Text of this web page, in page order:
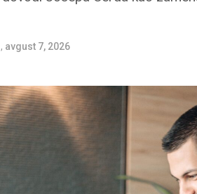
, avgust 7, 2026